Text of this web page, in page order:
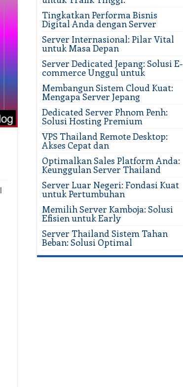
Tingkatkan Performa Bisnis
Digital Anda dengan Server
Server Internasional: Pilar Vital
untuk Masa Depan
Server Dedicated Jepang: Solusi E-
commerce Unggul untuk
Membangun Sistem Cloud Kuat:
Mengapa Server Jepang
Dedicated Server Phnom Penh:
Solusi Hosting Premium
VPS Thailand Remote Desktop:
Akses Cepat dan
Optimalkan Sales Platform Anda:
Keunggulan Server Thailand
Server Luar Negeri: Fondasi Kuat
untuk Pertumbuhan
Memilih Server Kamboja: Solusi
Efisien untuk Early
Server Thailand Sistem Tahan
Beban: Solusi Optimal